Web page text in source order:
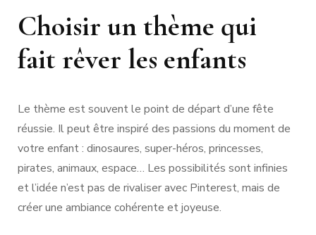
Choisir un thème qui
fait rêver les enfants
Le thème est souvent le point de départ d’une fête
réussie. Il peut être inspiré des passions du moment de
votre enfant : dinosaures, super-héros, princesses,
pirates, animaux, espace… Les possibilités sont infinies
et l’idée n’est pas de rivaliser avec Pinterest, mais de
créer une ambiance cohérente et joyeuse.